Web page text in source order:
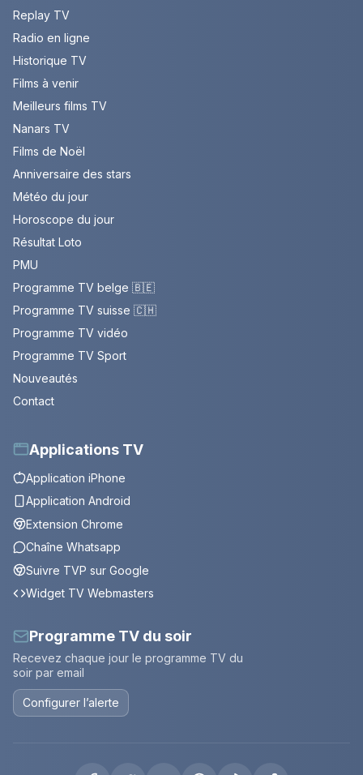
Replay TV
Radio en ligne
Historique TV
Films à venir
Meilleurs films TV
Nanars TV
Films de Noël
Anniversaire des stars
Météo du jour
Horoscope du jour
Résultat Loto
PMU
Programme TV belge 🇧🇪
Programme TV suisse 🇨🇭
Programme TV vidéo
Programme TV Sport
Nouveautés
Contact
Applications TV
Application iPhone
Application Android
Extension Chrome
Chaîne Whatsapp
Suivre TVP sur Google
Widget TV Webmasters
Programme TV du soir
Recevez chaque jour le programme TV du
soir par email
Configurer l’alerte